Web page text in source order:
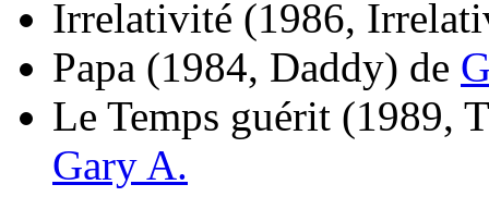
Irrelativité (1986,
Papa (1984, Daddy) de
Le Temps guérit (1989,
Gary A.